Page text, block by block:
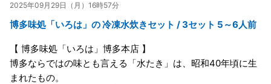
2025年09月29日（月）16時57分
博多味処「いろは」の 冷凍水炊きセット / 3セット 5～6人前
【 博多味処「いろは」博多本店 】
博多ならではの味とも言える「水たき」は、昭和40年頃に生
まれたもの。